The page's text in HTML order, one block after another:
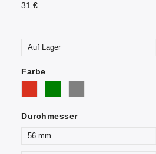
31 €
Auf Lager
Farbe
Durchmesser
56 mm